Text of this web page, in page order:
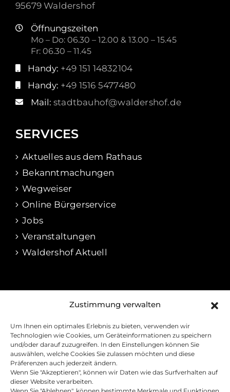
Zustimmung verwalten
Um Ihnen ein optimales Erlebnis zu bieten, verwenden wir
Technologien wie Cookies, um Geräteinformationen zu speichern
und/oder darauf zuzugreifen. In den Einstellungen können Sie
auswählen, welche Cookies Sie zulassen möchten und diese
Präferenzen auch jederzeit ändern.
Wenn Sie "Akzeptieren", können wir Daten wie das Surfverhalten auf
dieser Website verarbeiten.
95679 Waldershof
Öffnungszeiten
Mo – Do: 06.30 – 12.00 & 13.00 – 15.45
Fr: 06.30 – 11.45
Handy: +49 151 14832104
Handy: +49 1516 5477480
Mail: stadtbauhof@waldershof.de
SERVICES
Aktuelles aus dem Rathaus
Bekanntmachungen
Wegweiser
Online Bürgerservice
Jobs
Veranstaltungen
Waldershof Aktuell
RECHTLICHES
Datenschutz
Cookie-Richtline
Barrierefreiheitserklärung
Kontakt